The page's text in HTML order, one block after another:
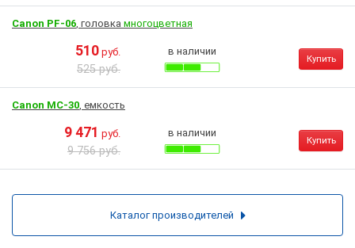
Canon PF-06, головка многоцветная
510 руб.
525 руб.
в наличии
Купить
Canon MC-30, емкость
9 471 руб.
9 756 руб.
в наличии
Купить